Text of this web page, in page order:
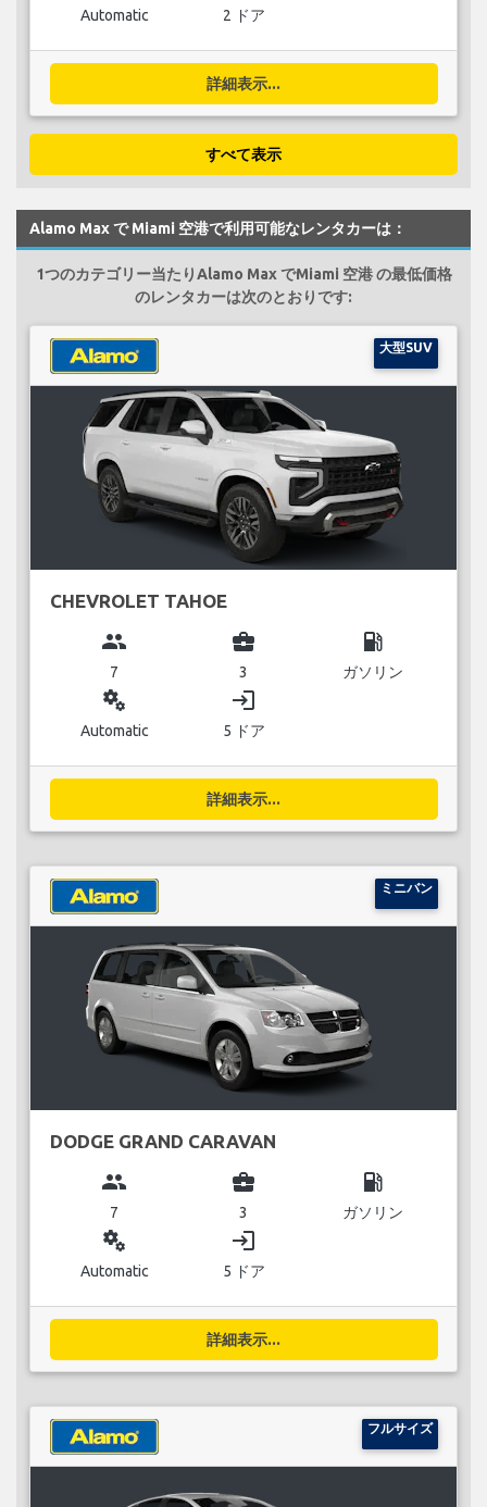
Automatic 2 ドア
詳細表示...
すべて表示
Alamo Max で Miami 空港で利用可能なレンタカーは：
1つのカテゴリー当たりAlamo Max でMiami 空港 の最低価格
のレンタカーは次のとおりです:
大型SUV
CHEVROLET TAHOE
group
7
business_center
3
local_gas_station
ガソリン
miscellaneous_services
Automatic
login
5 ドア
詳細表示...
ミニバン
DODGE GRAND CARAVAN
group
7
business_center
3
local_gas_station
ガソリン
miscellaneous_services
Automatic
login
5 ドア
詳細表示...
フルサイズ